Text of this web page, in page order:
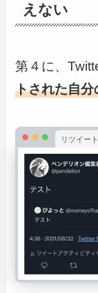
えない
第４に、
トされた自
リツイー